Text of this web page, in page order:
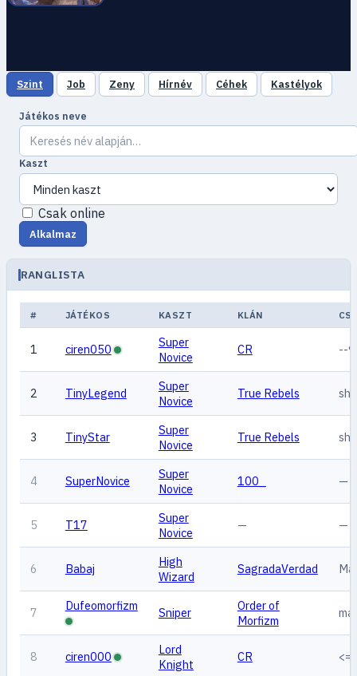
Szint Job Zeny Hírnév Céhek Kastélyok
Játékos neve
Kaszt
Csak online
Alkalmaz
RANGLISTA
# JÁTÉKOS KASZT KLÁN
1 ciren050
Super
Novice
CR --
2 TinyLegend
Super
Novice
True Rebels
3 TinyStar
Super
Novice
True Rebels
4 SuperNovice
Super
Novice
100_ —
5 T17
Super
Novice
— —
6 Babaj
High
Wizard
SagradaVerdad
7 Dufeomorfizm Sniper
Order of
Morfizm
8 ciren000
Lord
Knight
CR